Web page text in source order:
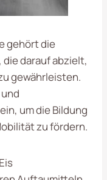
gehört die
darauf abzielt,
gewährleisten.
um die Bildung
zu fördern.